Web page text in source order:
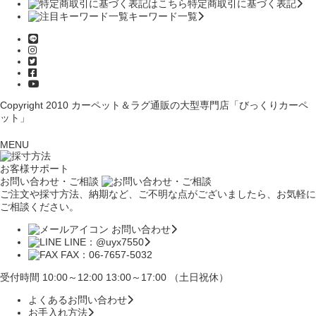
特定商取引に基づく表記
キーワード一覧
Copyright 2010 カーペット＆ラグ通販の大型専門店「びっくりカーペ
ット」
MENU
お客様サポート
お問い合わせ・ご相談
ご注文や採寸方法、納期など、ご不明な点がございましたら、お気軽に
ご相談ください。
お問い合わせ
LINE：@uyx7550
FAX：06-7657-5032
受付時間 10:00～12:00 13:00～17:00 （土日祝休）
よくあるお問い合わせ
お手入れ方法